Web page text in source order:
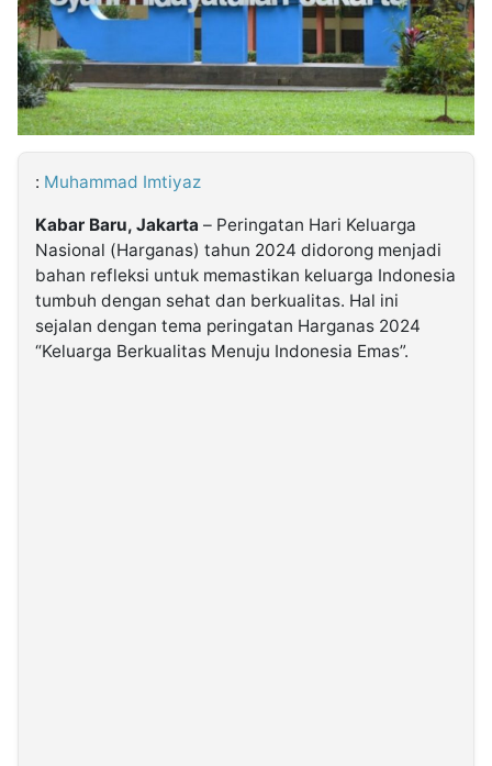
Follow
Kabarbaru
: Muhammad Imtiyaz
Kabar Baru, Jakarta – Peringatan Hari Keluarga
Nasional (Harganas) tahun 2024 didorong menjadi
bahan refleksi untuk memastikan keluarga Indonesia
tumbuh dengan sehat dan berkualitas. Hal ini
sejalan dengan tema peringatan Harganas 2024
“Keluarga Berkualitas Menuju Indonesia Emas”.